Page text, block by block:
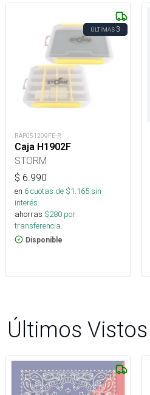
ÚLTIMAS3
RAP051209FE-R
Caja H1902F
STORM
$ 6.990
en 6cuotas de $1.165sin
interés
ahorras $280 por
transferencia.
Disponible
Últimos Vistos